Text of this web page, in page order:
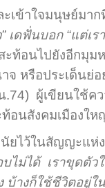
เข้าใจมนุษย์มา
เดฟั่นบอก “แต่เ
ท้อนไปยังอีกมุม
หรือประเด็น
ผู้เขียนใช้คว
อนสังคมเมืองให
ยไว้ในสัญญะแห่ง
ไม่ได้ เราขุดตั
บ้างก็ใช้ชีวิตอ